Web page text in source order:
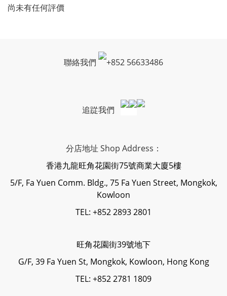
尚未有任何評價
聯絡我們 +852 56633486
追踨我們
分店地址 Shop Address：
香港九龍旺角花園街75號商業大廈5樓
5/F, Fa Yuen Comm. Bldg., 75 Fa Yuen Street, Mongkok,
Kowloon
TEL: +852 2893 2801
旺角花園街39號地下
G/F, 39 Fa Yuen St, Mongkok, Kowloon, Hong Kong
TEL: +852 2781 1809